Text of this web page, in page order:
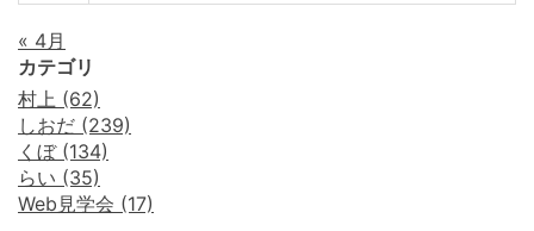
« 4月
カテゴリ
村上 (62)
しおだ (239)
くぼ (134)
らい (35)
Web見学会 (17)